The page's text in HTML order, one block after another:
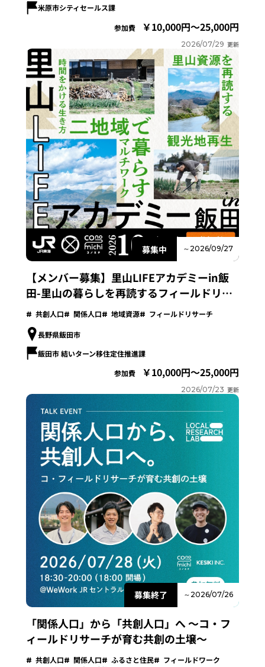
米原市シティセールス課
参加費
10,000円～25,000円
2026/07/29 更新
募集中 ～2026/09/27
【メンバー募集】里山LIFEアカデミーin飯
田-里山の暮らしを再読するフィールドリサ
ーチプログラム-
共創人口 関係人口 地域資源 フィールドリサーチ
長野県飯田市
飯田市 結いターン移住定住推進課
参加費
10,000円～25,000円
2026/07/23 更新
募集終了 ～2026/07/26
「関係人口」から「共創人口」へ 〜コ・フ
ィールドリサーチが育む共創の土壌～
共創人口 関係人口 ふるさと住民
フィールドワーク